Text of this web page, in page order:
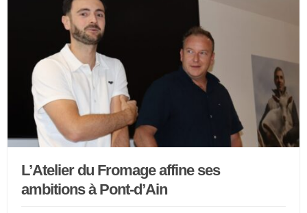
L’Atelier du Fromage affine ses
ambitions à Pont-d’Ain